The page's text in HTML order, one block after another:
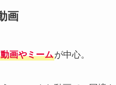
画
画やミームが中心。